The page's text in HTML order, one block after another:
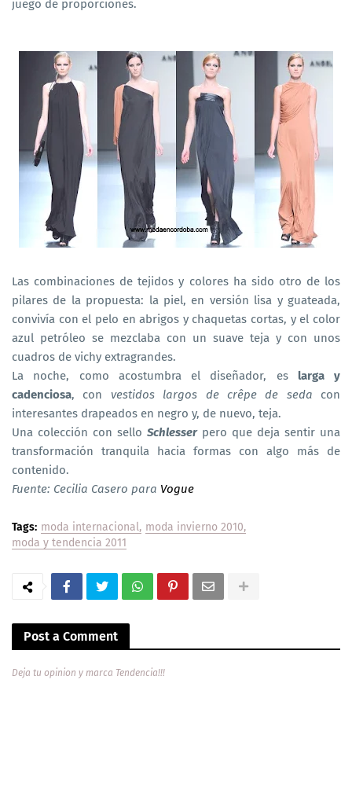
juego de proporciones.
Las combinaciones de tejidos y colores ha sido otro de los
pilares de la propuesta: la piel, en versión lisa y guateada,
convivía con el pelo en abrigos y chaquetas cortas, y el color
azul petróleo se mezclaba con un suave teja y con unos
cuadros de vichy extragrandes.
La noche, como acostumbra el diseñador, es larga y
cadenciosa, con vestidos largos de crêpe de seda con
interesantes drapeados en negro y, de nuevo, teja.
Una colección con sello Schlesserpero que deja sentir una
transformación tranquila hacia formas con algo más de
contenido.
Fuente: Cecilia Casero para Vogue
Tags: moda internacional moda invierno 2010
moda y tendencia 2011
Post a Comment
Deja tu opinion y marca Tendencia!!!